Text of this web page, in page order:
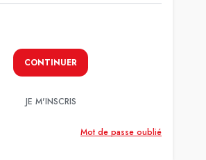
CONTINUER
JE M'INSCRIS
Mot de passe oublié